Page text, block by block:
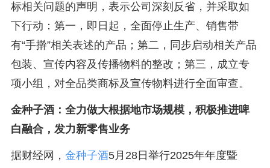
标相关问题的声明，表示公司深刻反省，并采取如
下行动：第一，即日起，全面停止生产、销售带
有“手擀”相关表述的产品；第二，同步启动相关产品
包装、宣传内容及传播物料的整改；第三，成立专
项小组，对全品类商标及宣传物料进行全面审查。
金种子酒：全力做大根据地市场规模，积极推进啤
白融合，发力新零售业务
据财经网， 金种子酒5月28日举行2025年年度暨